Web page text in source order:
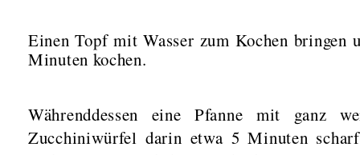
Einen Topf mit Wasser zum Kochen bringen
Minuten kochen.
Währenddessen eine Pfanne mit ganz
Zucchiniwürfel darin etwa 5 Minuten